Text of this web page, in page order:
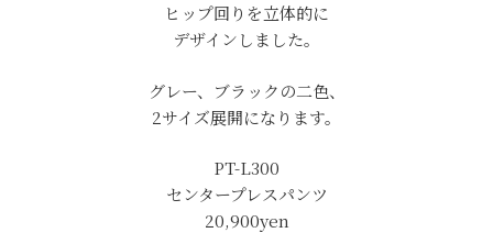
ヒップ回りを立体的に
デザインしました。
グレー、ブラックの二色、
2サイズ展開になります。
PT-L300
センタープレスパンツ
20,900yen